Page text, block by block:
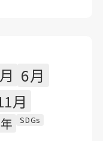
6月
月
SDGs